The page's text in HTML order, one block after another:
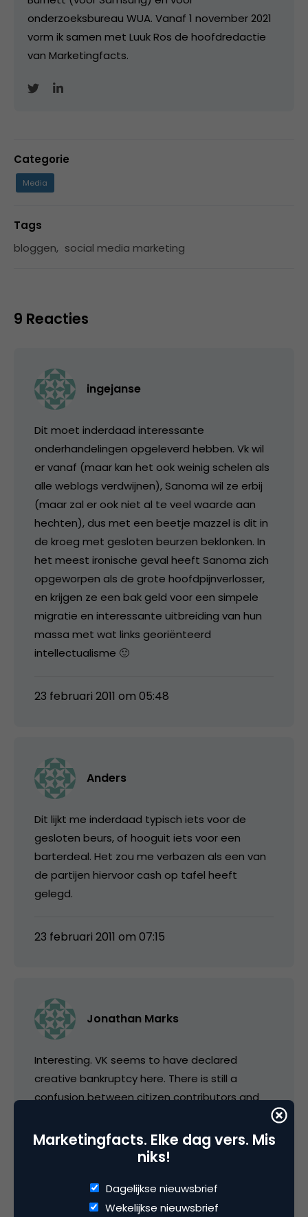
onderzoeksbureau WUA. Vanaf 1 november 2021
vorm ik samen met Luuk Ros de hoofdredactie
van Marketingfacts.
Categorie
Media
Tags
bloggen, social media marketing
9 Reacties
ingejanse
Dit moet inderdaad interessante
onderhandelingen opgeleverd hebben. Vk wil
er vanaf (maar kan het ook weinig schelen als
alle weblogs verdwijnen), Sanoma wil ze erbij
(maar zal er ook niet al te veel waarde aan
hechten), dus met een beetje mazzel is dit in
de kroeg met gesloten beurzen beklonken. In
het meest ironische geval heeft Sanoma zich
opgeworpen als de grote hoofdpijnverlosser,
en krijgen ze een bak geld voor een simpele
migratie en interessante uitbreiding van hun
massa met wat links georiënteerd
intellectualisme 🙂
23 februari 2011 om 05:48
Anders
Dit lijkt me inderdaad typisch iets voor de
gesloten beurs, of hooguit iets voor een
barterdeal. Het zou me verbazen als een van
de partijen hiervoor cash op tafel heeft
gelegd.
23 februari 2011 om 07:15
Jonathan Marks
Interesting. VK seems to have declared
creative bankruptcy here. There is still a
confusion between citizen contributors and
citizen journalists who exist in a very small
number. I guess the VK doesn’t see any value
a much better solution, offering its public
platform to newspapers to conduct debates
Marketingfacts. Elke dag vers. Mis
niks!
Dagelijkse nieuwsbrief
Wekelijkse nieuwsbrief